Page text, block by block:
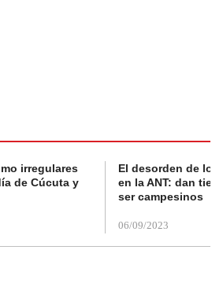
irregulares
de Cúcuta y
El desorden de
en la ANT: dan
ser campesinos
06/09/2023